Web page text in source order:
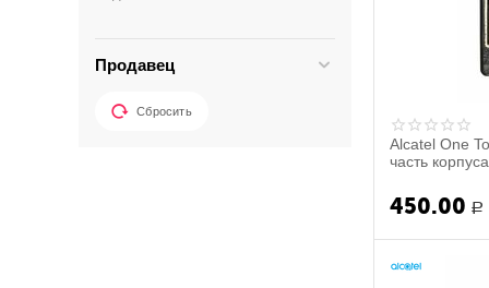
Alcatel One
часть
450.00 Р
Philips
Prestigio
Продавец
Сбросить